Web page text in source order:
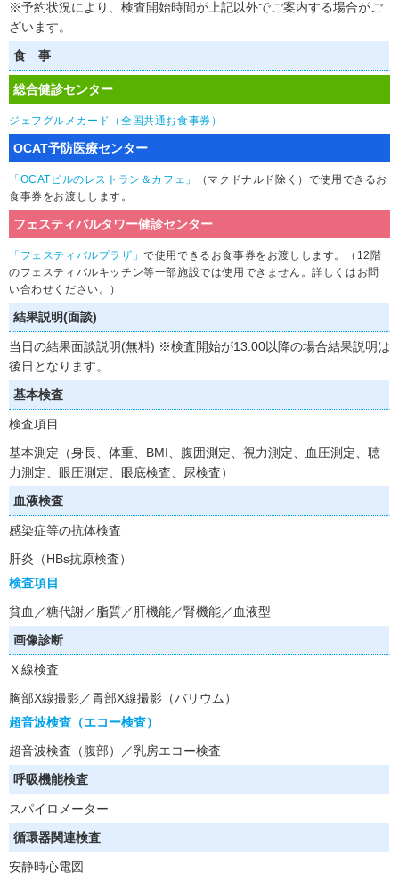
※予約状況により、検査開始時間が上記以外でご案内する場合がご
ざいます。
食 事
総合健診センター
ジェフグルメカード（全国共通お食事券）
OCAT予防医療センター
「OCATビルのレストラン＆カフェ」
（マクドナルド除く）で使用できるお
食事券をお渡しします。
フェスティバルタワー健診センター
「フェスティバルプラザ」で使用できるお食事券をお渡しします。（12階
のフェスティバルキッチン等一部施設では使用できません。詳しくはお問
い合わせください。）
結果説明(面談)
当日の結果面談説明(無料) ※検査開始が13:00以降の場合結果説明は
後日となります。
基本検査
検査項目
基本測定（身長、体重、BMI、腹囲測定、視力測定、血圧測定、聴
力測定、眼圧測定、眼底検査、尿検査）
血液検査
感染症等の抗体検査
肝炎（HBs抗原検査）
検査項目
貧血／糖代謝／脂質／肝機能／腎機能／血液型
画像診断
Ｘ線検査
胸部X線撮影／胃部X線撮影（バリウム）
超音波検査（エコー検査）
超音波検査（腹部）／乳房エコー検査
呼吸機能検査
スパイロメーター
循環器関連検査
安静時心電図